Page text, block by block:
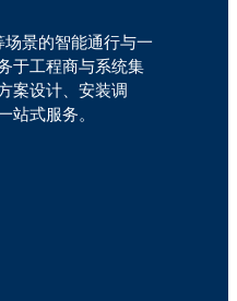
景的智能通行与一
于工程商与系统集
案设计、安装调
站式服务。